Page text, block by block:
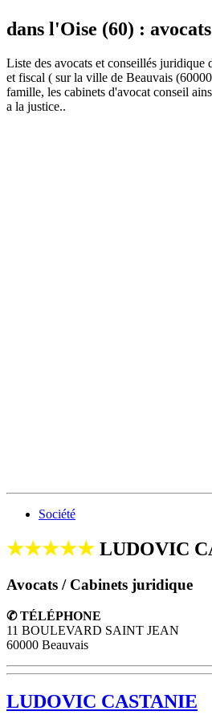
dans l'Oise (60) : avocats
Liste des avocats et conseillés juridique
et fiscal ( sur la ville de Beauvais
famille, les cabinets d'avocat conseil
a la justice..
Société
★★★★★ LUDOVIC
Avocats / Cabinets juridique
✆ TÉLÉPHONE
11 BOULEVARD SAINT JEAN
60000 Beauvais
LUDOVIC CASTANIE